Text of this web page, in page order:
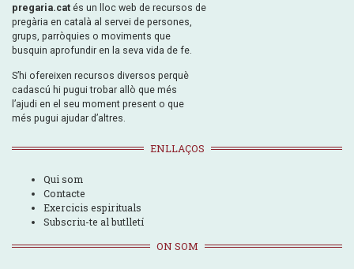
pregaria.cat és un lloc web de recursos de
pregària en català al servei de persones,
grups, parròquies o moviments que
busquin aprofundir en la seva vida de fe.
S’hi ofereixen recursos diversos perquè
cadascú hi pugui trobar allò que més
l’ajudi en el seu moment present o que
més pugui ajudar d’altres.
ENLLAÇOS
Qui som
Contacte
Exercicis espirituals
Subscriu-te al butlletí
ON SOM